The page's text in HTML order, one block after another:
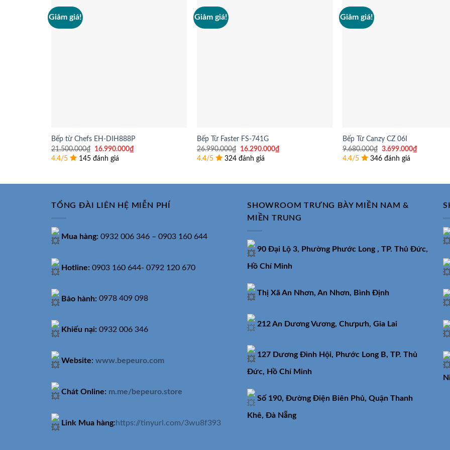
Giảm giá!
Bếp từ Chefs EH-DIH888P
21.500.000₫
Giá
gốc
là:
16.990.000₫
4.4/5 145 đánh giá
Giảm giá!
Bếp Từ Faster FS-741G
26.990.000₫
Giá
gốc
là:
16.290.000₫
4.4/5 324 đánh giá
Giảm giá!
Bếp Từ Canzy CZ 06I
9.680.000₫ Giá
gốc
là:
3.699.000₫
4.4/5 346 đánh giá
TỔNG ĐÀI LIÊN HỆ MIỄN PHÍ
Mua hàng: 0932 006 346 – 0903 160 644
Hotline: 0903 160 644- 0792 120 670
Bảo hành: 0978 409 098
Khiếu nại: 0932 006 346
Website: www.bepeuro.com
Chát Online: m.me/bepeuro.store
Link Mua hàng:https://tinyurl.com/3wu8f393
SHOWROOM TRƯNG BÀY MIỀN NAM &
MIỀN TRUNG
90 Đại Lộ 3, Phường Phước Long , TP. Thủ Đức,
Hồ Chí Minh
Thị Xã An Nhơn, An Nhơn, Bình Định
212 An Dương Vương, Chưpưh, Gia Lai
127 Dương Đình Hội, Phước Long B, TP. Thủ
Đức, Hồ Chí Minh
Số 190, Đường Điện Biên Phủ, Quận Thanh
Khê, Đà Nẵng